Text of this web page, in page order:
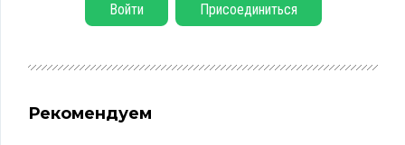
Войти Присоединиться
Рекомендуем